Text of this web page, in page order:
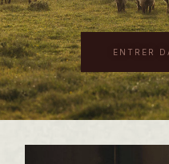
ENTRER